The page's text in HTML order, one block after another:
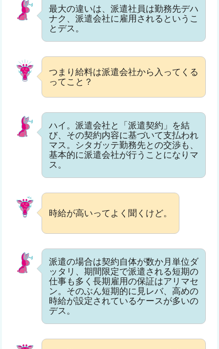
最大の違いは、派遣社員は勤務先デハ
ナク、派遣会社に雇用されるというこ
とデス。
つまり給料は派遣会社から入ってくる
ってこと？
ハイ。派遣会社と「派遣契約」を結
び、その契約内容に基づいて支払われ
マス。シタガッテ勤務先との交渉も、
基本的に派遣会社が行うことになりマ
ス。
時給が高いってよく聞くけど。
派遣の場合は契約自体が数か月単位ダ
ッタリ、期間限定で派遣される短期の
仕事も多く長期雇用の保証はアリマセ
ン。そのぶん短期的に見レバ、高めの
時給が設定されているケースが多いの
デス。